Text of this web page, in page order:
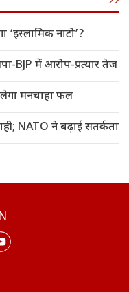
नाटो’?
BJP में आरोप-प्रत्यार तेज
मनचाहा फल
NATO ने बढ़ाई सतर्कता